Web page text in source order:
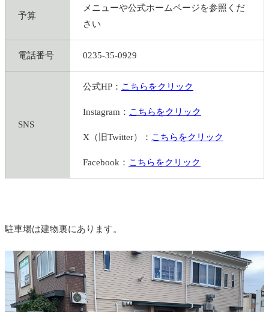
予算
メニューや公式ホームページを参照くだ
さい
電話番号 0235-35-0929
SNS
公式HP： こちらをクリック
Instagram： こちらをクリック
X（旧Twitter）： こちらをクリック
Facebook： こちらをクリック
駐車場は建物裏にあります。